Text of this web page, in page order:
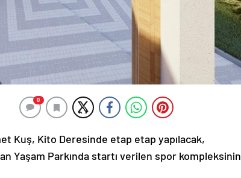
0
Kuş, Kito Deresinde etap etap yapılacak,
Yaşam Parkında startı verilen spor kompleksinin